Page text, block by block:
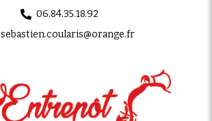
06.84.35.18.92
sebastien.coularis@orange.fr